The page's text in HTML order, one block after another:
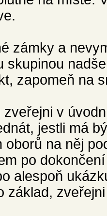
zámky a
skupinou
zapomeň na
v
jestli má
oborů na něj
po
alespoň
základ,